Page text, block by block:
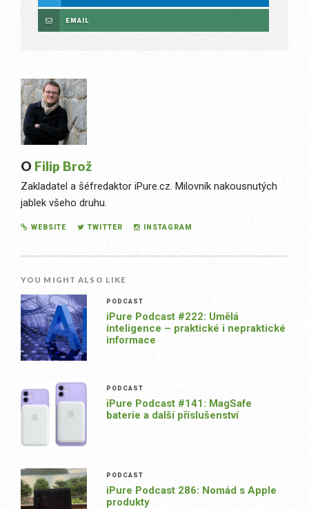
EMAIL
O Filip Brož
Zakladatel a šéfredaktor iPure.cz. Milovník nakousnutých
jablek všeho druhu.
WEBSITE TWITTER INSTAGRAM
YOU MIGHT ALSO LIKE
PODCAST
iPure Podcast #222: Umělá
inteligence – praktické i nepraktické
informace
PODCAST
iPure Podcast #141: MagSafe
baterie a další příslušenství
PODCAST
iPure Podcast 286: Nomád s Apple
produkty